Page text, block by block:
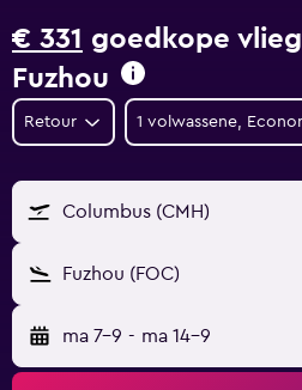
€ 331 goedkope
Fuzhou
Retour 1 volwassene,
Columbus (CMH)
Fuzhou (FOC)
ma 7-9 - ma 14-9